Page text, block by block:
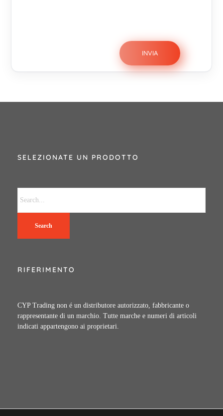
SELEZIONATE UN PRODOTTO
Search
RIFERIMENTO
CYP Trading non é un distributore autorizzato, fabbricante o
rappresentante di un marchio. Tutte marche e numeri di articoli
indicati appartengono ai proprietari.